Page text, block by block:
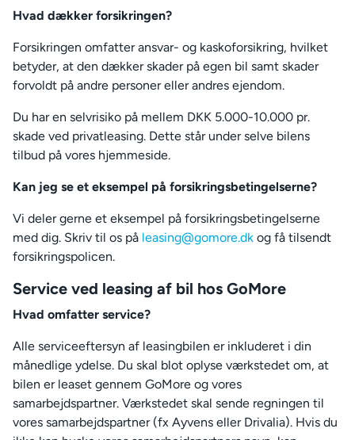
Hvad dækker forsikringen?
Forsikringen omfatter ansvar- og kaskoforsikring, hvilket
betyder, at den dækker skader på egen bil samt skader
forvoldt på andre personer eller andres ejendom.
Du har en selvrisiko på mellem DKK 5.000-10.000 pr.
skade ved privatleasing. Dette står under selve bilens
tilbud på vores hjemmeside.
Kan jeg se et eksempel på forsikringsbetingelserne?
Vi deler gerne et eksempel på forsikringsbetingelserne
med dig. Skriv til os på leasing@gomore.dk og få tilsendt
forsikringspolicen.
Service ved leasing af bil hos GoMore
Hvad omfatter service?
Alle serviceeftersyn af leasingbilen er inkluderet i din
månedlige ydelse. Du skal blot oplyse værkstedet om, at
bilen er leaset gennem GoMore og vores
samarbejdspartner. Værkstedet skal sende regningen til
vores samarbejdspartner (fx Ayvens eller Drivalia). Hvis du